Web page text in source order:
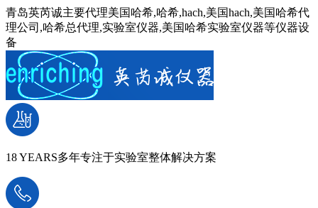
青岛英芮诚主要代理美国哈希,哈希,hach,美国hach,美国哈希代
理公司,哈希总代理,实验室仪器,美国哈希实验室仪器等仪器设
备
18 YEARS多年专注于实验室整体解决方案